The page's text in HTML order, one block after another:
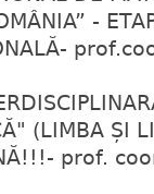
-
(LIMBA ȘI
prof.